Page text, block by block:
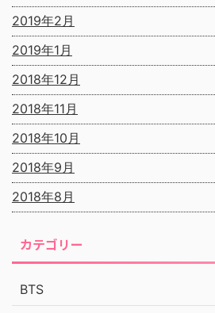
2019年2月
2019年1月
2018年12月
2018年11月
2018年10月
2018年9月
2018年8月
カテゴリー
BTS